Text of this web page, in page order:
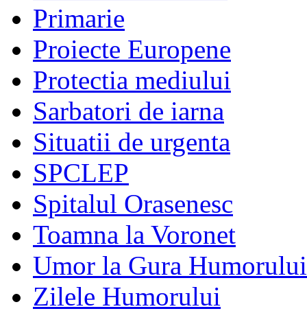
Primarie
Proiecte Europene
Protectia mediului
Sarbatori de iarna
Situatii de urgenta
SPCLEP
Spitalul Orasenesc
Toamna la Voronet
Umor la Gura Humorului
Zilele Humorului